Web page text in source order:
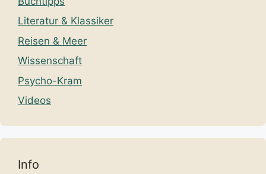
Literatur & Klassiker
Reisen & Meer
Wissenschaft
Psycho-Kram
Videos
Info